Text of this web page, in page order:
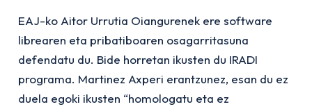
EAJ-ko Aitor Urrutia Oiangurenek ere software
librearen eta pribatiboaren osagarritasuna
defendatu du. Bide horretan ikusten du IRADI
programa. Martinez Axperi erantzunez, esan du ez
duela egoki ikusten “homologatu eta ez